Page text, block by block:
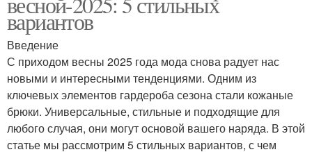
вариантов
Введение
С приходом весны 2025 года мода снова радует нас
новыми и интересными тенденциями. Одним из
ключевых элементов гардероба сезона стали кожаные
брюки. Универсальные, стильные и подходящие для
любого случая, они могут основой вашего наряда. В этой
статье мы рассмотрим 5 стильных вариантов, с чем